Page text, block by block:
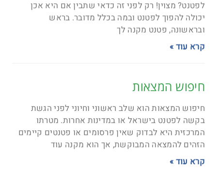
לפטנט? מצוין! רק לפני זה כדאי שתבין אם היא אכן
יכולה להפוך לפטנט ובמה בכלל מדובר. בראש
ובראשונה, פטנט מקנה לך
קרא עוד »
חיפוש המצאות
חיפוש המצאות הוא שלב ראשוני וחיוני לפני הגשת
בקשה לפטנט בישראל או במדינות אחרות. מטרתו
המרכזית היא לבדוק שאין פרסומים או פטנטים קיימים
הזהים להמצאה המבוקשת, אך הוא מקנה עוד
קרא עוד »